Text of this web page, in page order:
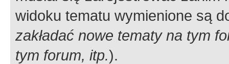
widoku tematu wymienione są
zakładać nowe tematy na tym
tym forum, itp.).